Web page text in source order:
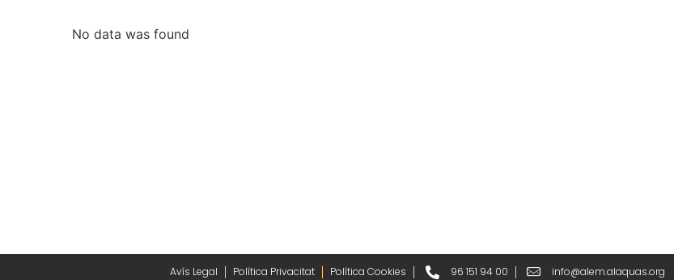
No data was found
Avís Legal Política Privacitat Política Cookies 96 151 94 00 info@alem.alaquas.org